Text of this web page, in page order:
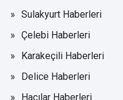
Sulakyurt Haberleri
Çelebi Haberleri
Karakeçili Haberleri
Delice Haberleri
Hacılar Haberleri